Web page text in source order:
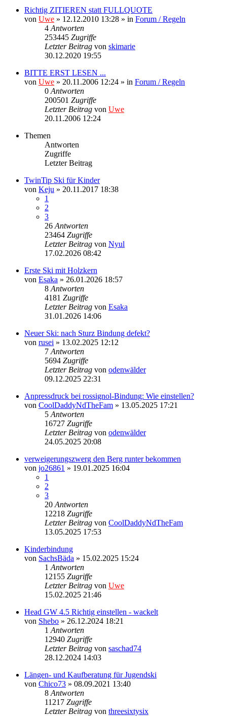
Richtig ZITIEREN statt FULLQUOTE
von Uwe » 12.12.2010 13:28 » in Forum / Regeln
4 Antworten
253445 Zugriffe
Letzter Beitrag von skimarie
30.12.2020 19:55
BITTE ERST LESEN ...
von Uwe » 20.11.2006 12:24 » in Forum / Regeln
0 Antworten
200501 Zugriffe
Letzter Beitrag von Uwe
20.11.2006 12:24
Themen
Antworten
Zugriffe
Letzter Beitrag
TwinTip Ski für Kinder
von Keju » 20.11.2017 18:38
1
2
3
26 Antworten
23464 Zugriffe
Letzter Beitrag von Nyul
17.02.2026 08:42
Erste Ski mit Holzkern
von Esaka » 26.01.2026 18:57
8 Antworten
4181 Zugriffe
Letzter Beitrag von Esaka
31.01.2026 14:06
Neuer Ski: nach Sturz Bindung defekt?
von rusei » 13.02.2025 12:12
7 Antworten
5694 Zugriffe
Letzter Beitrag von odenwälder
09.12.2025 22:31
Anpressdruck bei rossignol-Bindung: Wie einstellen?
von CoolDaddyNdTheFam » 13.05.2025 17:21
5 Antworten
16727 Zugriffe
Letzter Beitrag von odenwälder
24.05.2025 20:08
verweigerungszwerg den Berg runter bekommen
von jo26861 » 19.01.2025 16:04
1
2
3
20 Antworten
12218 Zugriffe
Letzter Beitrag von CoolDaddyNdTheFam
13.05.2025 17:53
Kinderbindung
von SachsBäda » 15.02.2025 15:24
1 Antworten
12155 Zugriffe
Letzter Beitrag von Uwe
15.02.2025 21:46
Head GW 4.5 Richtig einstellen - wackelt
von Shebo » 26.12.2024 18:21
1 Antworten
12940 Zugriffe
Letzter Beitrag von saschad74
28.12.2024 14:03
Längen- und Kaufberatung für Jugendski
von Chico73 » 08.09.2021 13:40
8 Antworten
11217 Zugriffe
Letzter Beitrag von threesixtysix